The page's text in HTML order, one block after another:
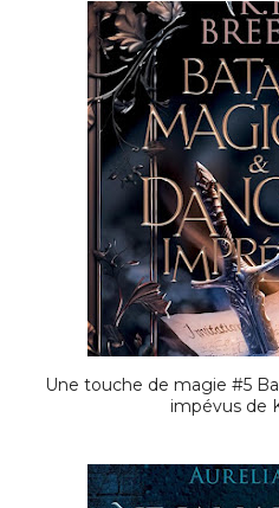
Une touche de magie #5
impévus de